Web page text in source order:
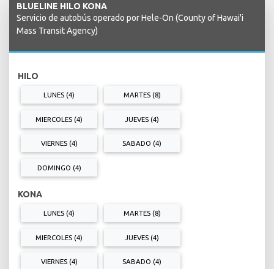
BLUELINE HILO KONA
Servicio de autobús operado por Hele-On (County of Hawai'i
Mass Transit Agency)
HILO
LUNES (4) MARTES (8)
MIERCOLES (4) JUEVES (4)
VIERNES (4) SABADO (4)
DOMINGO (4)
KONA
LUNES (4) MARTES (8)
MIERCOLES (4) JUEVES (4)
VIERNES (4) SABADO (4)